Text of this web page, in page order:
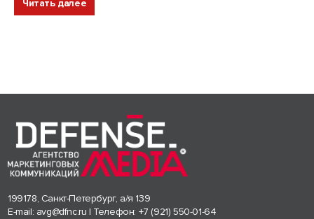
Читать далее
199178, Санкт-Петербург, а/я 139
E-mail: avg@dfnc.ru | Телефон: +7 (921) 550-01-64